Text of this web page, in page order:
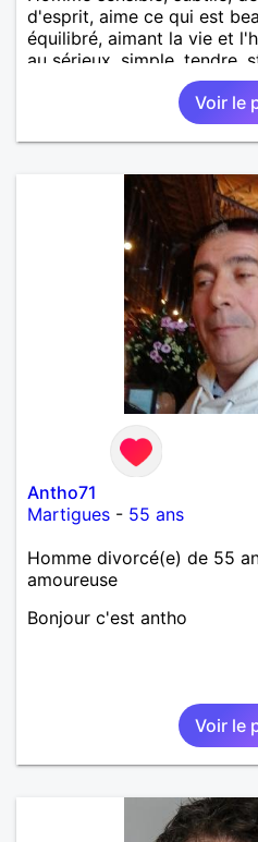
d'esprit, aime ce qui est
équilibré, aimant la vie et
au sérieux, simple, tendre,
sensuelle, intelligente et
Voir le
Antho71
Martigues - 55 ans
Homme divorcé(e) de 55
amoureuse
Bonjour c'est antho
Voir le